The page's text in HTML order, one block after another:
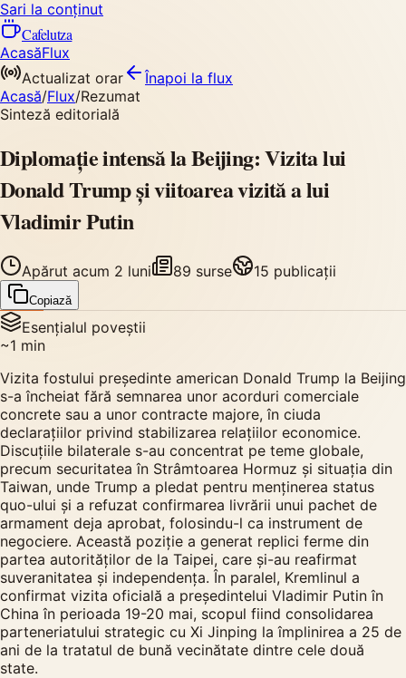
Sari la conținut
Cafelutza
AcasăFlux
Actualizat orar
Înapoi la flux
Acasă/Flux/Rezumat
Sinteză editorială
Diplomație intensă la Beijing: Vizita lui
Donald Trump și viitoarea vizită a lui
Vladimir Putin
Apărut acum 2 luni 89 surse 15 publicații
Copiază
Esențialul poveștii
~1 min
Vizita fostului președinte american Donald Trump la Beijing
s-a încheiat fără semnarea unor acorduri comerciale
concrete sau a unor contracte majore, în ciuda
declarațiilor privind stabilizarea relațiilor economice.
Discuțiile bilaterale s-au concentrat pe teme globale,
precum securitatea în Strâmtoarea Hormuz și situația din
Taiwan, unde Trump a pledat pentru menținerea status
quo-ului și a refuzat confirmarea livrării unui pachet de
armament deja aprobat, folosindu-l ca instrument de
negociere. Această poziție a generat replici ferme din
partea autorităților de la Taipei, care și-au reafirmat
suveranitatea și independența. În paralel, Kremlinul a
confirmat vizita oficială a președintelui Vladimir Putin în
China în perioada 19-20 mai, scopul fiind consolidarea
parteneriatului strategic cu Xi Jinping la împlinirea a 25 de
ani de la tratatul de bună vecinătate dintre cele două
state.